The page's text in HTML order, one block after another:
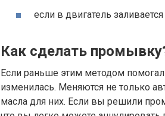
если в двигатель
Как сделать
Если раньше этим методом
изменилась. Меняются не только
масла для них. Если вы решили